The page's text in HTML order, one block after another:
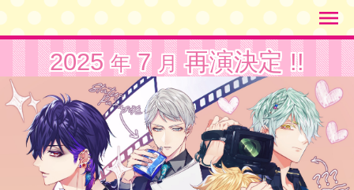
menu
2025年7月 再演決定 !!